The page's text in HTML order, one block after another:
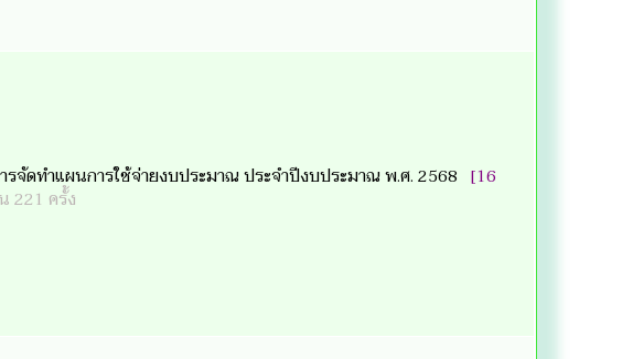
จัดทำแผนการใช้จ่ายงบประมาณ ประจำปีงบประมาณ พ.ศ. 2568 [16
221 ครั้ง